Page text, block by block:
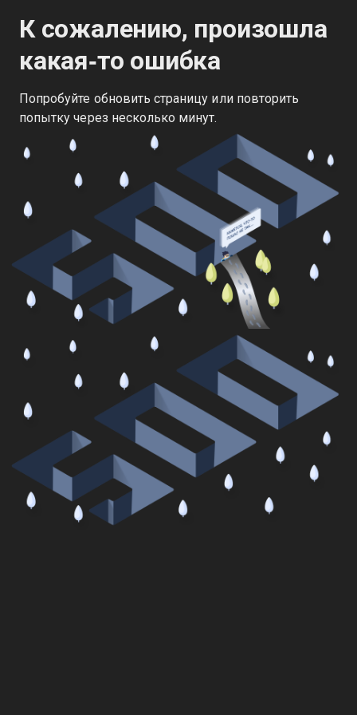
К сожалению, произошла
какая‑то ошибка
Попробуйте обновить страницу или повторить
попытку через несколько минут.